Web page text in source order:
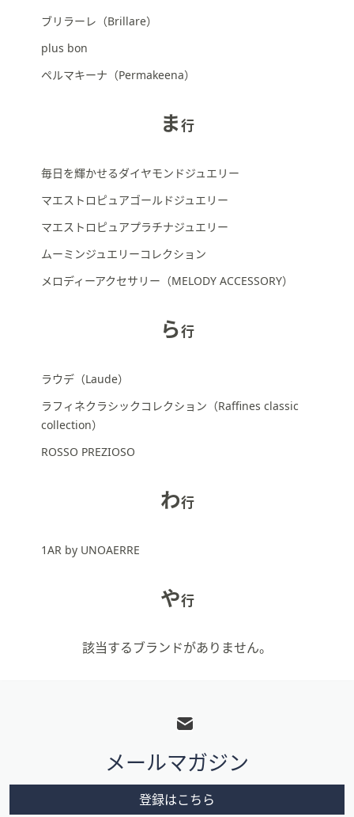
ブリラーレ（Brillare）
plus bon
ペルマキーナ（Permakeena）
ま行
毎日を輝かせるダイヤモンドジュエリー
マエストロピュアゴールドジュエリー
マエストロピュアプラチナジュエリー
ムーミンジュエリーコレクション
メロディーアクセサリー（MELODY ACCESSORY）
ら行
ラウデ（Laude）
ラフィネクラシックコレクション（Raffines classic
collection）
ROSSO PREZIOSO
わ行
1AR by UNOAERRE
や行
該当するブランドがありません。
メ
メールマガジン
登録はこちら